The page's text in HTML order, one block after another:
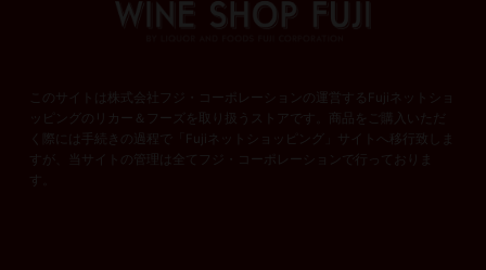
このサイトは株式会社フジ・コーポレーションの運営するFujiネットショ
ッピングのリカー＆フーズを取り扱うストアです。商品をご購入いただ
く際には手続きの過程で「Fujiネットショッピング」サイトへ移行致しま
すが、当サイトの管理は全てフジ・コーポレーションで行っておりま